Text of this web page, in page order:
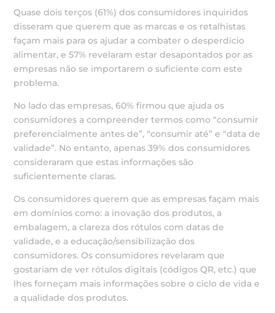
Quase dois terços (61%) dos consumidores inquiridos
disseram que querem que as marcas e os retalhistas
façam mais para os ajudar a combater o desperdício
alimentar, e 57% revelaram estar desapontados por as
empresas não se importarem o suficiente com este
problema.
No lado das empresas, 60% firmou que ajuda os
consumidores a compreender termos como “consumir
preferencialmente antes de”, “consumir até” e “data de
validade”. No entanto, apenas 39% dos consumidores
consideraram que estas informações são
suficientemente claras.
Os consumidores querem que as empresas façam mais
em domínios como: a inovação dos produtos, a
embalagem, a clareza dos rótulos com datas de
validade, e a educação/sensibilização dos
consumidores. Os consumidores revelaram que
gostariam de ver rótulos digitais (códigos QR, etc.) que
lhes forneçam mais informações sobre o ciclo de vida e
a qualidade dos produtos.